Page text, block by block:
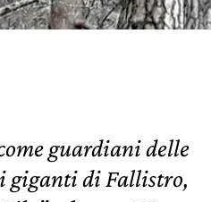
guardiani delle
i giganti di Fallistro,